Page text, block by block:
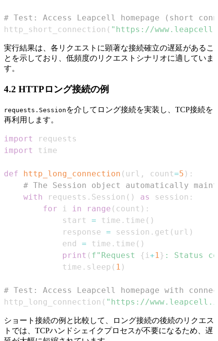
# Test: Access Leapcell homepage (short
http_short_connection ( "https://
実行結果は、各リクエストに顕著な接続確立の遅延があるこ
とを示しており、低頻度のリクエストシナリオに適していま
す。
4.2 HTTPロング接続の例
requests.Session を介してロング接続を実装し、TCP接続を
再利用します。
import
import
def http_long_connection ( url , count=5 ) :
# The Session object automatically
with
requests . Session ( ) as session :
for i in range ( count ) :
            start
= time . time ( )
            response
= session . get ( url )
            end
= time . time ( )
print ( f"Request { i +1 } : Status
            time
. sleep ( 1 )
# Test: Access Leapcell homepage with
http_long_connection ( "https://
ショート接続の例と比較して、ロング接続の後続のリクエス
トでは、TCPハンドシェイクプロセスが不要になるため、遅